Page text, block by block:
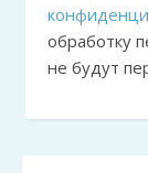
обработку
не будут